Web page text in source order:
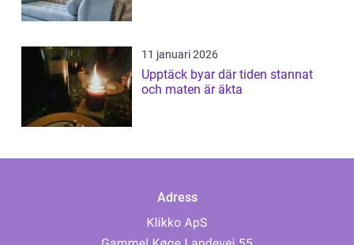
11 januari 2026
Upptäck byar där tiden stannat
och maten är äkta
Adress